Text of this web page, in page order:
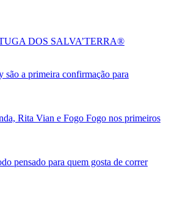
DOS SALVA’TERRA®
são a primeira confirmação para
Rita Vian e Fogo Fogo nos primeiros
pensado para quem gosta de correr